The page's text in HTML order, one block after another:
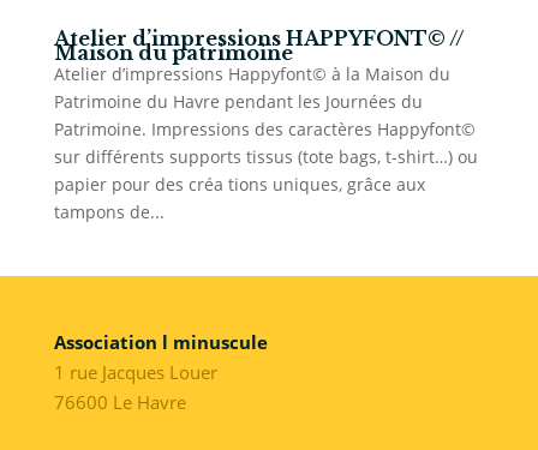
Atelier d’impressions HAPPYFONT© //
Maison du patrimoine
Atelier d’impressions Happyfont© à la Maison du
Patrimoine du Havre pendant les Journées du
Patrimoine. Impressions des caractères Happyfont©
sur différents supports tissus (tote bags, t-shirt…) ou
papier pour des créa tions uniques, grâce aux
tampons de...
Association l minuscule
1 rue Jacques Louer
76600 Le Havre